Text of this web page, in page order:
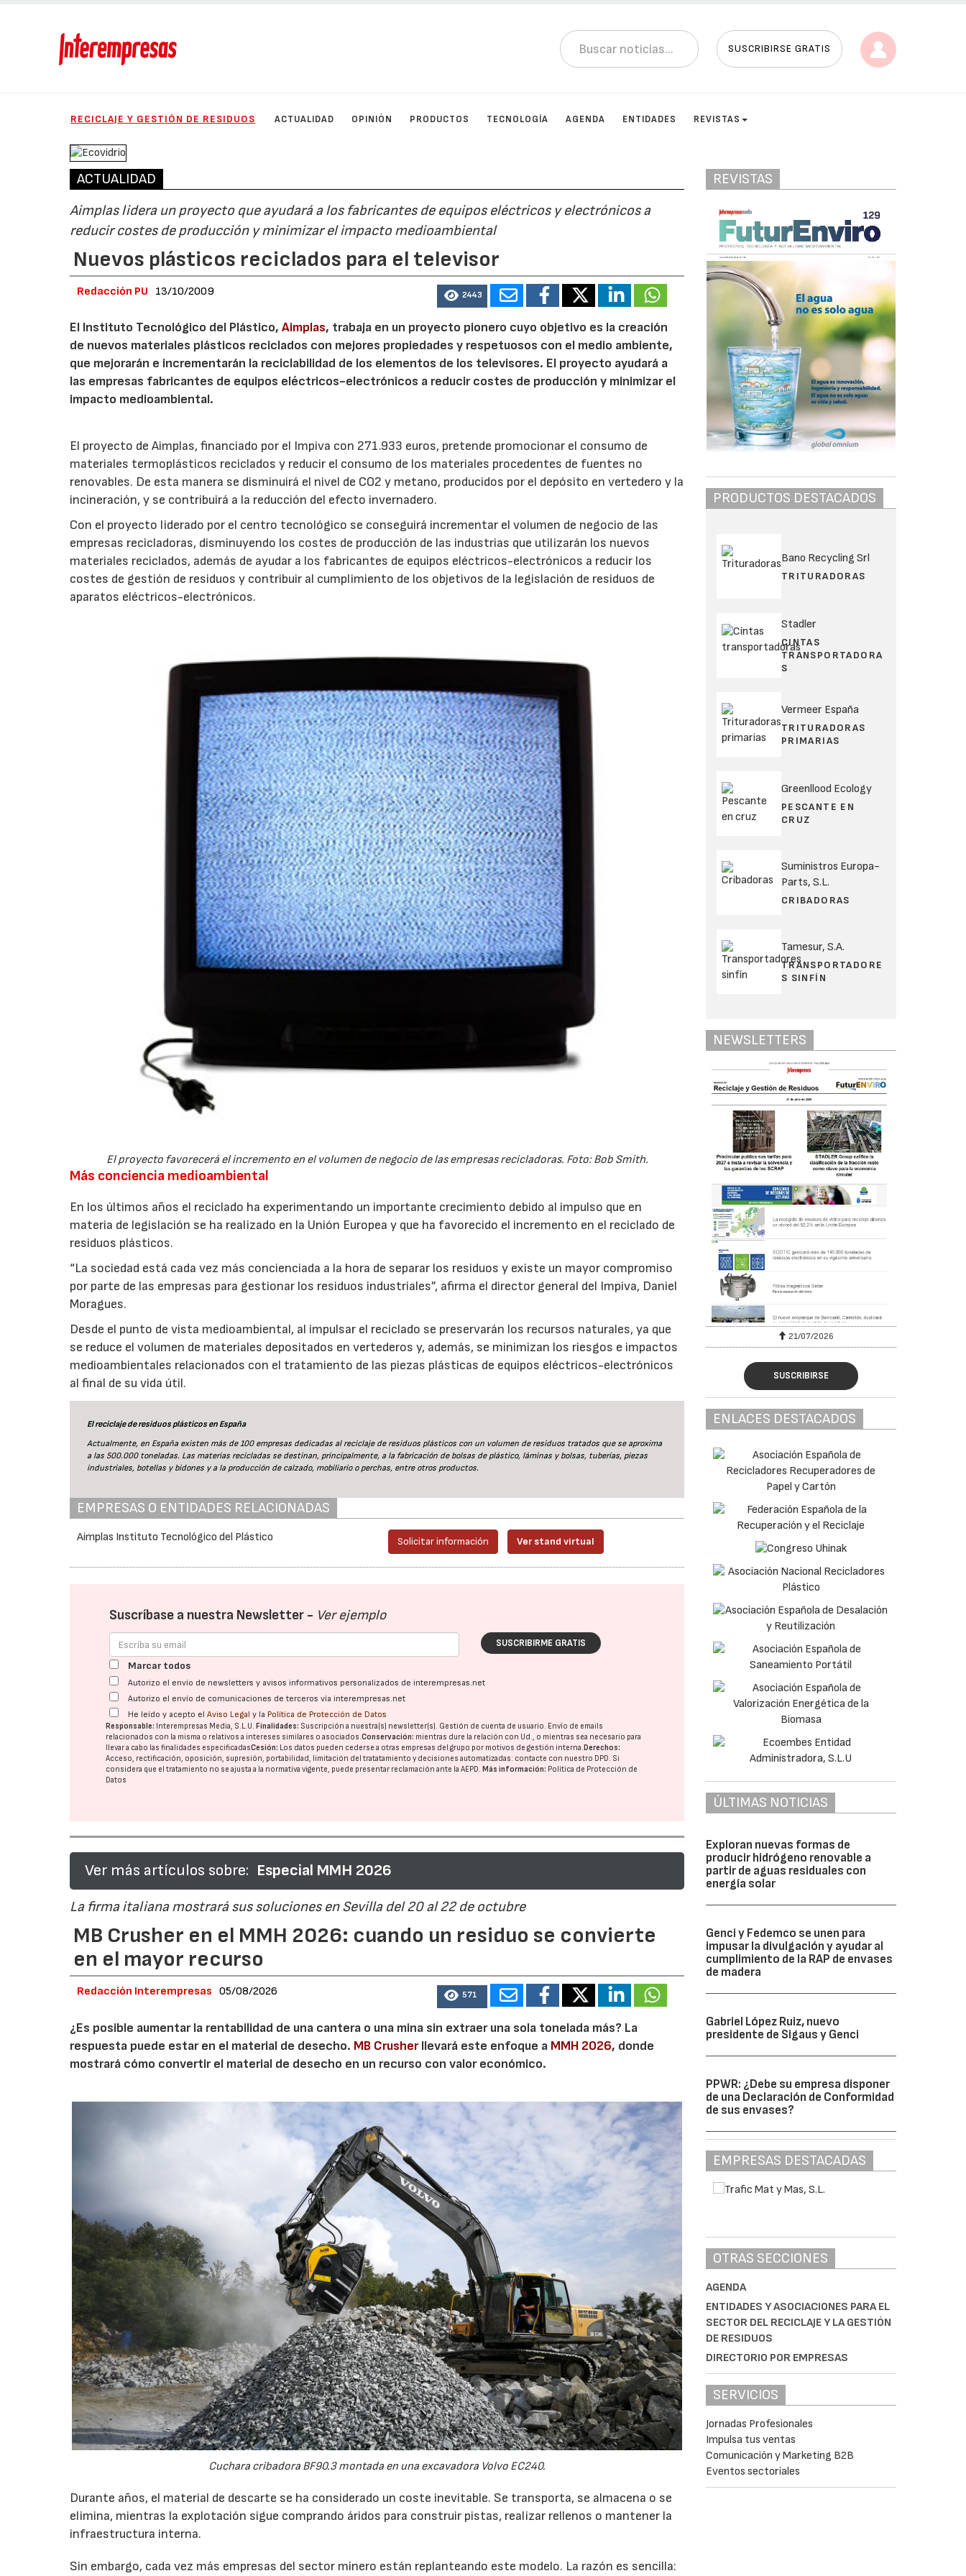
SUSCRIBIRSE GRATIS
RECICLAJE Y GESTIÓN DE RESIDUOS ACTUALIDAD OPINIÓN PRODUCTOS TECNOLOGÍA AGENDA ENTIDADES REVISTAS
ACTUALIDAD
Aimplas lidera un proyecto que ayudará a los fabricantes de equipos eléctricos y electrónicos a
reducir costes de producción y minimizar el impacto medioambiental
Nuevos plásticos reciclados para el televisor
Redacción PU 13/10/2009 2443
El Instituto Tecnológico del Plástico,Aimplas, trabaja en un proyecto pionero cuyo objetivo es la creación
de nuevos materiales plásticos reciclados con mejores propiedades y respetuosos con el medio ambiente,
que mejorarán e incrementarán la reciclabilidad de los elementos de los televisores. El proyecto ayudará a
las empresas fabricantes de equipos eléctricos-electrónicos a reducir costes de producción y minimizar el
impacto medioambiental.
El proyecto de Aimplas, financiado por el Impiva con 271.933 euros, pretende promocionar el consumo de
materiales termoplásticos reciclados y reducir el consumo de los materiales procedentes de fuentes no
renovables. De esta manera se disminuirá el nivel de CO2 y metano, producidos por el depósito en vertedero y la
incineración, y se contribuirá a la reducción del efecto invernadero.
Con el proyecto liderado por el centro tecnológico se conseguirá incrementar el volumen de negocio de las
empresas recicladoras, disminuyendo los costes de producción de las industrias que utilizarán los nuevos
materiales reciclados, además de ayudar a los fabricantes de equipos eléctricos-electrónicos a reducir los
costes de gestión de residuos y contribuir al cumplimiento de los objetivos de la legislación de residuos de
aparatos eléctricos-electrónicos.
El proyecto favorecerá el incremento en el volumen de negocio de las empresas recicladoras. Foto: Bob Smith.
Más conciencia medioambiental
En los últimos años el reciclado ha experimentando un importante crecimiento debido al impulso que en
materia de legislación se ha realizado en la Unión Europea y que ha favorecido el incremento en el reciclado de
residuos plásticos.
“La sociedad está cada vez más concienciada a la hora de separar los residuos y existe un mayor compromiso
por parte de las empresas para gestionar los residuos industriales”, afirma el director general del Impiva, Daniel
Moragues.
Desde el punto de vista medioambiental, al impulsar el reciclado se preservarán los recursos naturales, ya que
se reduce el volumen de materiales depositados en vertederos y, además, se minimizan los riesgos e impactos
medioambientales relacionados con el tratamiento de las piezas plásticas de equipos eléctricos-electrónicos
al final de su vida útil.
El reciclaje de residuos plásticos en España
Actualmente, en España existen más de 100 empresas dedicadas al reciclaje de residuos plásticos con un volumen de residuos tratados que se aproxima
a las 500.000 toneladas. Las materias recicladas se destinan, principalmente, a la fabricación de bolsas de plástico, láminas y bolsas, tuberías, piezas
industriales, botellas y bidones y a la producción de calzado, mobiliario o perchas, entre otros productos.
EMPRESAS O ENTIDADES RELACIONADAS
Aimplas Instituto Tecnológico del Plástico Solicitar información Ver stand virtual
Suscríbase a nuestra Newsletter - Ver ejemplo
SUSCRIBIRME GRATIS
Marcar todos
Autorizo el envío de newsletters y avisos informativos personalizados de interempresas.net
Autorizo el envío de comunicaciones de terceros vía interempresas.net
He leído y acepto elAviso Legal y la Política de Protección de Datos
Responsable: Interempresas Media, S.L.U. Finalidades: Suscripción a nuestra(s) newsletter(s). Gestión de cuenta de usuario. Envío de emails
relacionados con la misma o relativos a intereses similares o asociados.Conservación: mientras dure la relación con Ud., o mientras sea necesario para
llevar a cabo las finalidades especificadasCesión: Los datos pueden cederse a otras empresas del grupo por motivos de gestión interna. Derechos:
Acceso, rectificación, oposición, supresión, portabilidad, limitación del tratatamiento y decisiones automatizadas: contacte con nuestro DPD. Si
considera que el tratamiento no se ajusta a la normativa vigente, puede presentar reclamación ante laAEPD. Más información: Política de Protección de
Datos
Ver más artículos sobre: Especial MMH 2026
La firma italiana mostrará sus soluciones en Sevilla del 20 al 22 de octubre
MB Crusher en el MMH 2026: cuando un residuo se convierte
en el mayor recurso
Redacción Interempresas 05/08/2026 571
¿Es posible aumentar la rentabilidad de una cantera o una mina sin extraer una sola tonelada más? La
respuesta puede estar en el material de desecho. MB Crusherllevará este enfoque a MMH 2026, donde
mostrará cómo convertir el material de desecho en un recurso con valor económico.
Cuchara cribadora BF90.3 montada en una excavadora Volvo EC240.
Durante años, el material de descarte se ha considerado un coste inevitable. Se transporta, se almacena o se
elimina, mientras la explotación sigue comprando áridos para construir pistas, realizar rellenos o mantener la
infraestructura interna.
Sin embargo, cada vez más empresas del sector minero están replanteando este modelo. La razón es sencilla:
REVISTAS
PRODUCTOS DESTACADOS
Bano Recycling Srl
TRITURADORAS
Stadler
CINTAS
TRANSPORTADORA
S
Vermeer España
TRITURADORAS
PRIMARIAS
Greenllood Ecology
PESCANTE EN
CRUZ
Suministros Europa-
Parts, S.L.
CRIBADORAS
Tamesur, S.A.
TRANSPORTADORE
S SINFÍN
NEWSLETTERS
21/07/2026 28/07/2026 21/07/2026
SUSCRIBIRSE
ENLACES DESTACADOS
ÚLTIMAS NOTICIAS
Exploran nuevas formas de
producir hidrógeno renovable a
partir de aguas residuales con
energía solar
Genci y Fedemco se unen para
impusar la divulgación y ayudar al
cumplimiento de la RAP de envases
de madera
Gabriel López Ruiz, nuevo
presidente de Sigaus y Genci
PPWR: ¿Debe su empresa disponer
de una Declaración de Conformidad
de sus envases?
EMPRESAS DESTACADAS
OTRAS SECCIONES
AGENDA
ENTIDADES Y ASOCIACIONES PARA EL
SECTOR DEL RECICLAJE Y LA GESTIÓN
DE RESIDUOS
DIRECTORIO POR EMPRESAS
SERVICIOS
Jornadas Profesionales
Impulsa tus ventas
Comunicación y Marketing B2B
Eventos sectoriales